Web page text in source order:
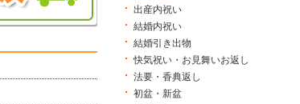
出産内祝い
結婚内祝い
結婚引き出物
快気祝い・お見舞いお返し
法要・香典返し
初盆・新盆